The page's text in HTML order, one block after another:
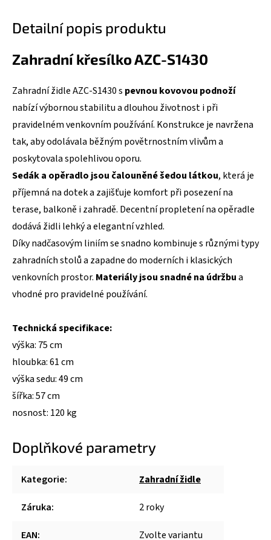
Detailní popis produktu
Zahradní křesílko AZC-S1430
Zahradní židle AZC-S1430 s pevnou kovovou podnoží
nabízí výbornou stabilitu a dlouhou životnost i při
pravidelném venkovním používání. Konstrukce je navržena
tak, aby odolávala běžným povětrnostním vlivům a
poskytovala spolehlivou oporu.
Sedák a opěradlo jsou čalouněné šedou látkou, která je
příjemná na dotek a zajišťuje komfort při posezení na
terase, balkoně i zahradě. Decentní propletení na opěradle
dodává židli lehký a elegantní vzhled.
Díky nadčasovým liniím se snadno kombinuje s různými typy
zahradních stolů a zapadne do moderních i klasických
venkovních prostor. Materiály jsou snadné na údržbua
vhodné pro pravidelné používání.
Technická specifikace:
výška: 75 cm
hloubka: 61 cm
výška sedu: 49 cm
šířka: 57 cm
nosnost: 120 kg
Doplňkové parametry
Kategorie: Zahradní židle
Záruka: 2 roky
EAN: Zvolte variantu